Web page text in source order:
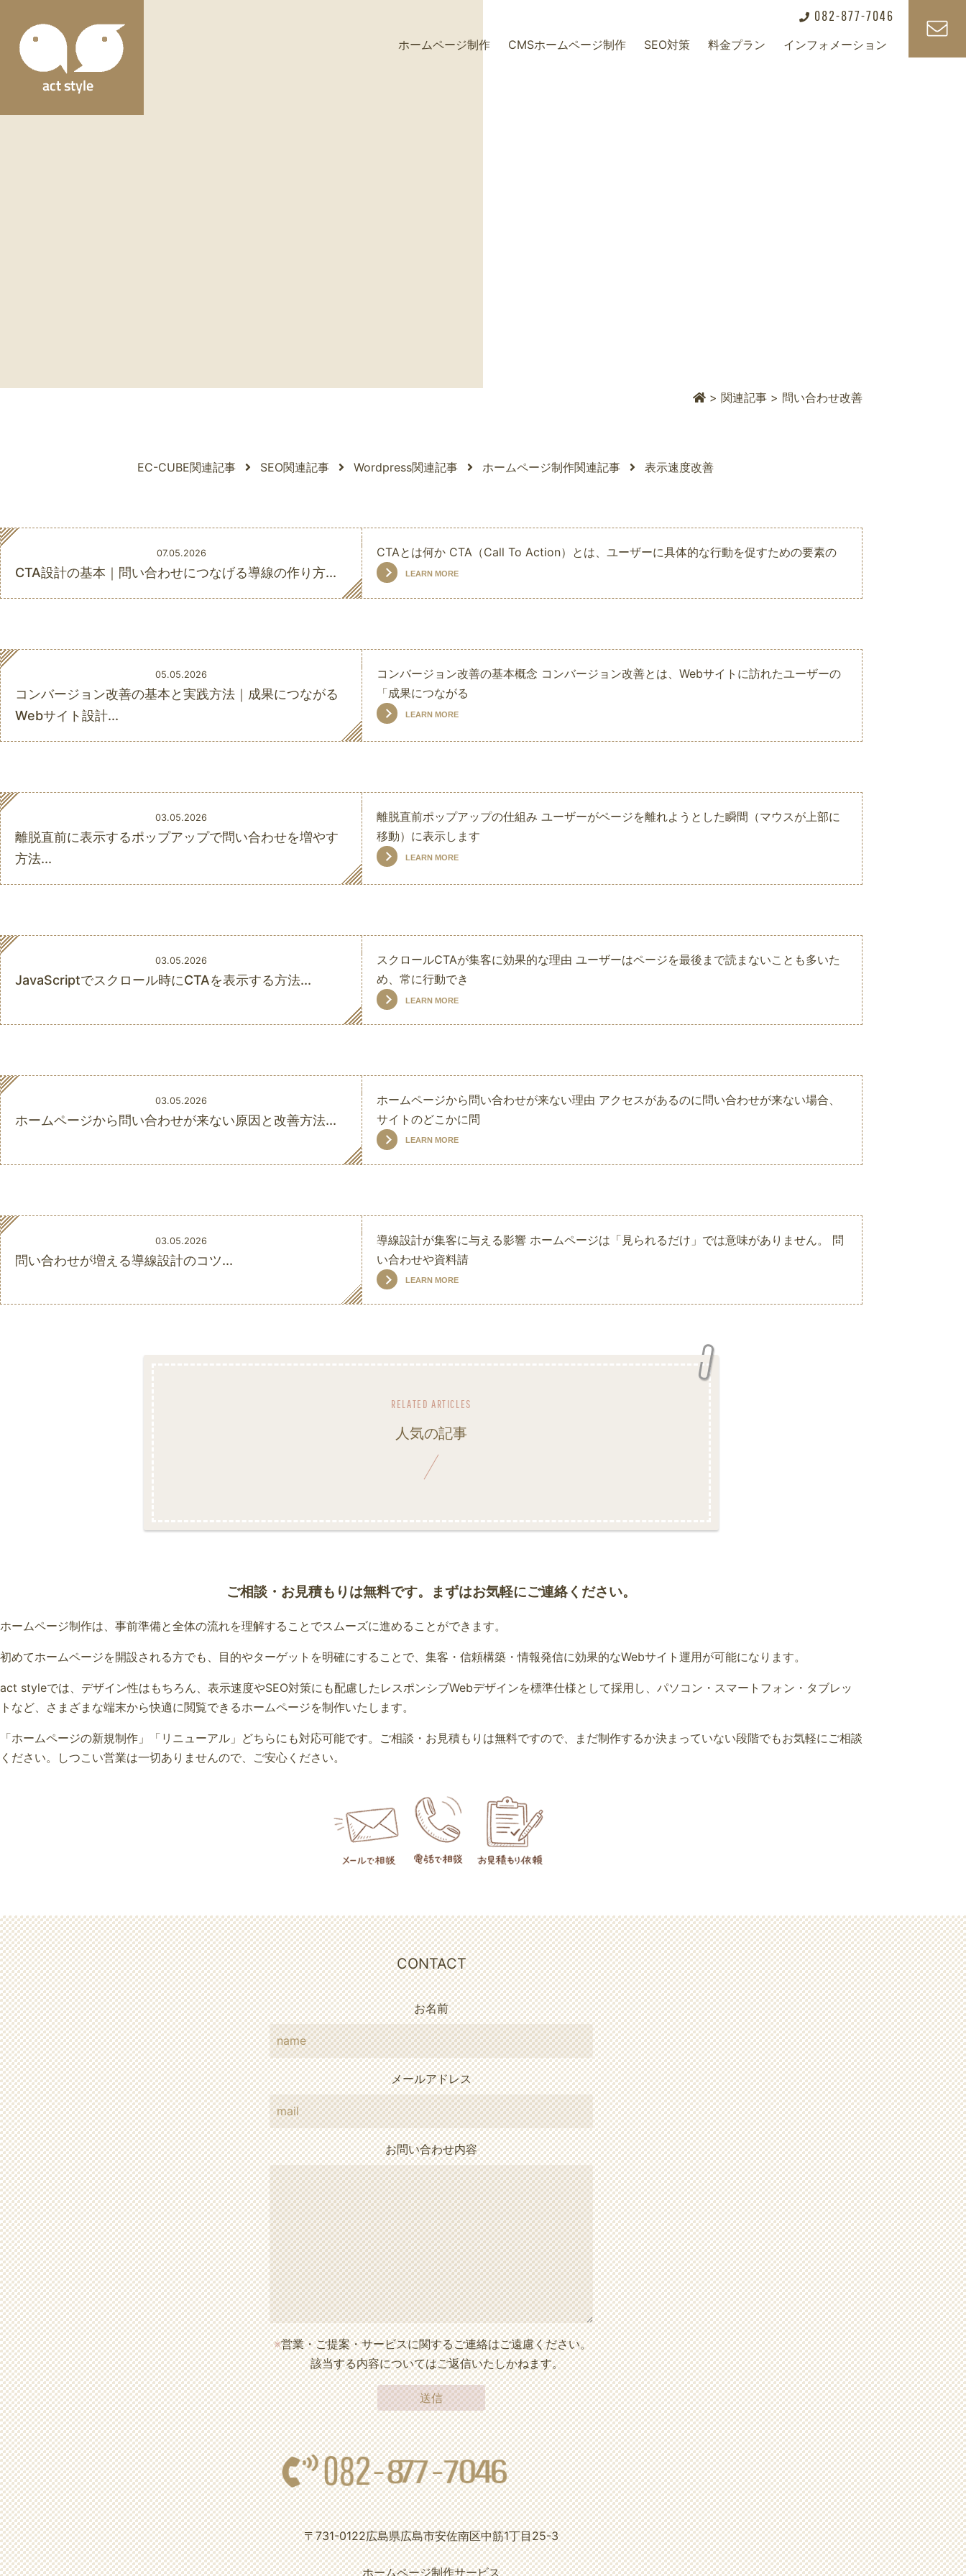
082-877-7046
ホームページ制作 CMSホームページ制作 SEO対策 料金プラン インフォメーション
> 関連記事 > 問い合わせ改善
EC-CUBE関連記事 SEO関連記事 Wordpress関連記事 ホームページ制作関連記事 表示速度改善
Posted
on
07.05.2026
CTA設計の基本｜問い合わせにつなげる導線の作り方...
CTAとは何か CTA（Call To Action）とは、ユーザーに具体的な行動を促すための要素の
LEARN MORE
Posted
on
05.05.2026
コンバージョン改善の基本と実践方法｜成果につながる
Webサイト設計...
コンバージョン改善の基本概念 コンバージョン改善とは、Webサイトに訪れたユーザーの
「成果につながる
LEARN MORE
Posted
on
03.05.2026
離脱直前に表示するポップアップで問い合わせを増やす
方法...
離脱直前ポップアップの仕組み ユーザーがページを離れようとした瞬間（マウスが上部に
移動）に表示します
LEARN MORE
Posted
on
03.05.2026
JavaScriptでスクロール時にCTAを表示する方法...
スクロールCTAが集客に効果的な理由 ユーザーはページを最後まで読まないことも多いた
め、常に行動でき
LEARN MORE
Posted
on
03.05.2026
ホームページから問い合わせが来ない原因と改善方法...
ホームページから問い合わせが来ない理由 アクセスがあるのに問い合わせが来ない場合、
サイトのどこかに問
LEARN MORE
Posted
on
03.05.2026
問い合わせが増える導線設計のコツ...
導線設計が集客に与える影響 ホームページは「見られるだけ」では意味がありません。 問
い合わせや資料請
LEARN MORE
人気の記事
ご相談・お見積もりは無料です。まずはお気軽にご連絡ください。
ホームページ制作は、事前準備と全体の流れを理解することでスムーズに進めることができます。
初めてホームページを開設される方でも、目的やターゲットを明確にすることで、集客・信頼構築・情報発信に効果的なWebサイト運用が可能になります。
act styleでは、デザイン性はもちろん、表示速度やSEO対策にも配慮したレスポンシブWebデザインを標準仕様として採用し、パソコン・スマートフォン・タブレッ
トなど、さまざまな端末から快適に閲覧できるホームページを制作いたします。
「ホームページの新規制作」「リニューアル」どちらにも対応可能です。ご相談・お見積もりは無料ですので、まだ制作するか決まっていない段階でもお気軽にご相談
ください。しつこい営業は一切ありませんので、ご安心ください。
CONTACT
お名前
メールアドレス
お問い合わせ内容
※営業・ご提案・サービスに関するご連絡はご遠慮ください。
該当する内容についてはご返信いたしかねます。
082-877-7046
〒731-0122広島県広島市安佐南区中筋1丁目25-3
ホームページ制作サービス